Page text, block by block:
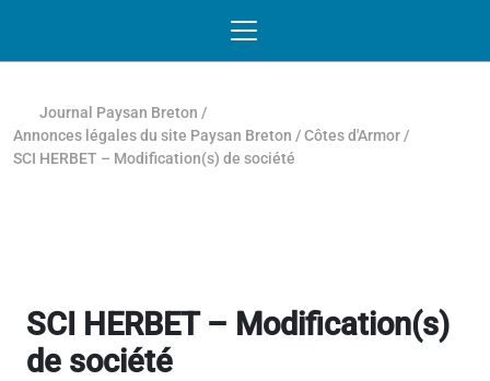
Journal Paysan Breton /
Annonces légales du site Paysan Breton /Côtes d'Armor /
SCI HERBET – Modification(s) de société
SCI HERBET – Modification(s)
de société